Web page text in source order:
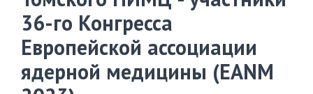
36-го Конгресса
Европейской ассоциации
ядерной медицины (EANM